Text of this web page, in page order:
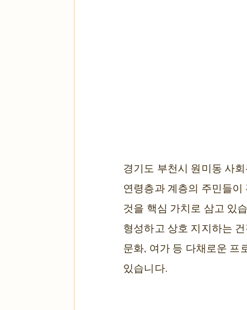
경기도 부천시 원미동 사
연령층과 계층의 주민들
것을 핵심 가치로 삼고 있
형성하고 상호 지지하는
문화, 여가 등 다채로운 프
있습니다.